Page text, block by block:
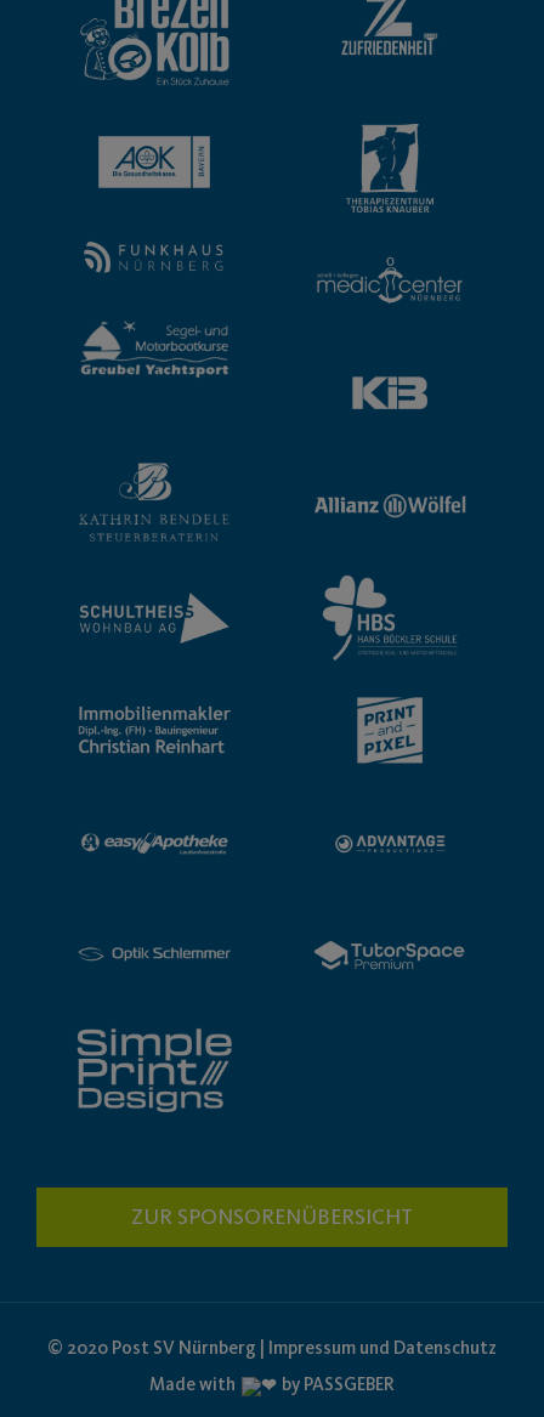
ZUR SPONSORENÜBERSICHT
© 2020 Post SV Nürnberg | Impressum und Datenschutz
Made with
by PASSGEBER